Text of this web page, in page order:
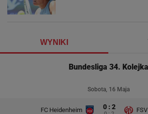
WYNIKI
Bundesliga 34. Kolejka
Sobota, 16 Maja
FC Heidenheim 0 : 2